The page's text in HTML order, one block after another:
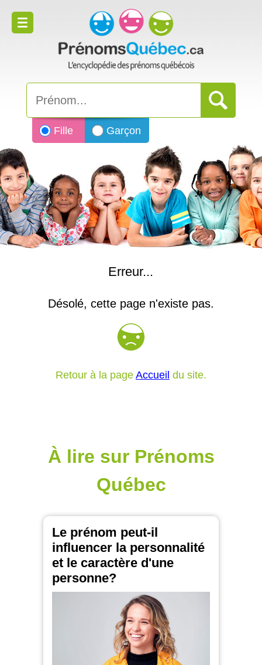
Fille Garçon
Erreur...
Désolé, cette page n'existe pas.
Retour à la page Accueil du site.
À lire sur Prénoms
Québec
Le prénom peut-il
influencer la personnalité
et le caractère d'une
personne?